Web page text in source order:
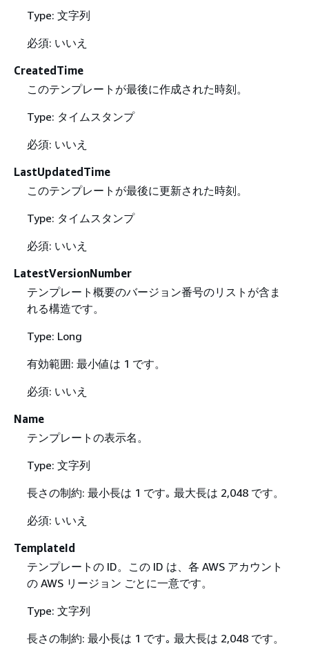
Type: 文字列
必須: いいえ
CreatedTime
このテンプレートが最後に作成された時刻。
Type: タイムスタンプ
必須: いいえ
LastUpdatedTime
このテンプレートが最後に更新された時刻。
Type: タイムスタンプ
必須: いいえ
LatestVersionNumber
テンプレート概要のバージョン番号のリストが含ま
れる構造です。
Type: Long
有効範囲: 最小値は 1 です。
必須: いいえ
Name
テンプレートの表示名。
Type: 文字列
長さの制約: 最小長は 1 です｡ 最大長は 2,048 です。
必須: いいえ
TemplateId
テンプレートの ID。この ID は、各 AWS アカウント
の AWS リージョン ごとに一意です。
Type: 文字列
長さの制約: 最小長は 1 です｡ 最大長は 2,048 です。